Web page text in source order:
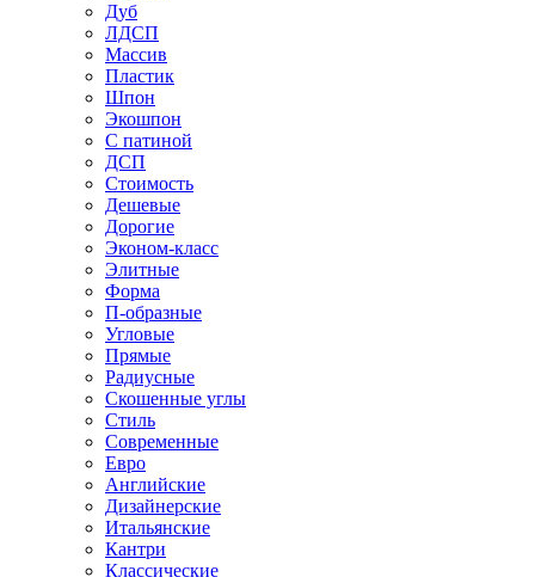
Дуб
ЛДСП
Массив
Пластик
Шпон
Экошпон
С патиной
ДСП
Стоимость
Дешевые
Дорогие
Эконом-класс
Элитные
Форма
П-образные
Угловые
Прямые
Радиусные
Скошенные углы
Стиль
Современные
Евро
Английские
Дизайнерские
Итальянские
Кантри
Классические